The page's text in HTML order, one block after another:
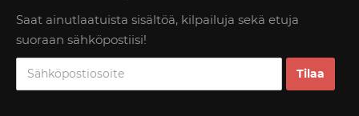
Saat ainutlaatuista sisältöä, kilpailuja sekä etuja
suoraan sähköpostiisi!